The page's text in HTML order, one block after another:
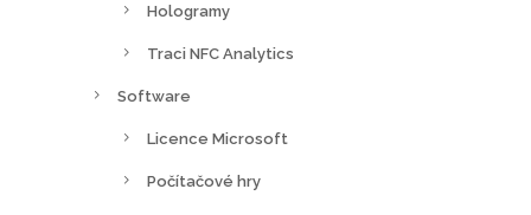
Hologramy
Traci NFC Analytics
Software
Licence Microsoft
Počítačové hry